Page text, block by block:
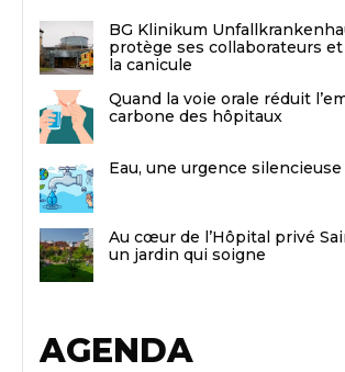
BG Klinikum
protège ses collaborateurs
la canicule
Quand la voie orale réduit
carbone des hôpitaux
Eau, une urgence silencieuse
Au cœur de l’Hôpital privé
un jardin qui soigne
AGENDA